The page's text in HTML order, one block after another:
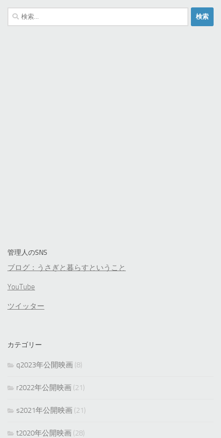
検
索:
管理人のSNS
ブログ：うさぎと暮らすということ
YouTube
ツイッター
カテゴリー
q2023年公開映画 (8)
r2022年公開映画 (21)
s2021年公開映画 (21)
t2020年公開映画 (28)